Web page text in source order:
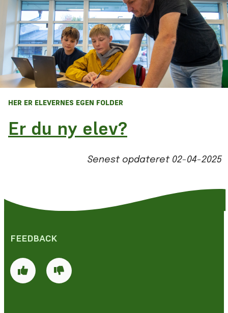
HER ER ELEVERNES EGEN FOLDER
Er du ny elev?
Senest opdateret 02-04-2025
FEEDBACK